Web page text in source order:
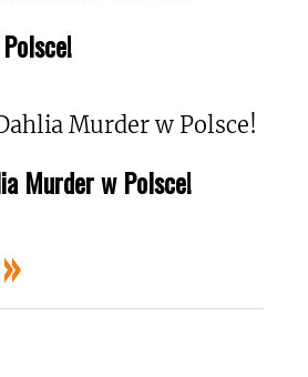
Murder w Polsce!